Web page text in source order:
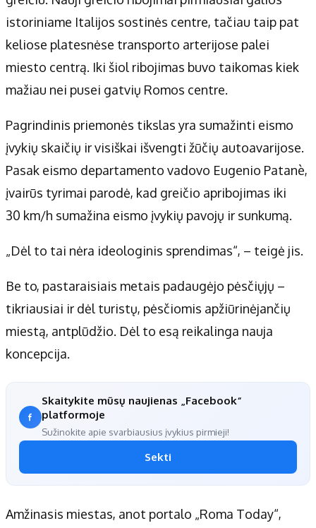
Apie mus
Autoriai
Kontaktai
Privatumo politika
Redakcijos politika
istoriniame Italijos sostinės centre, tačiau taip pat
keliose platesnėse transporto arterijose palei
miesto centrą. Iki šiol ribojimas buvo taikomas kiek
mažiau nei pusei gatvių Romos centre.
Pagrindinis priemonės tikslas yra sumažinti eismo
įvykių skaičių ir visiškai išvengti žūčių autoavarijose.
Pasak eismo departamento vadovo Eugenio Patanè,
įvairūs tyrimai parodė, kad greičio apribojimas iki
30 km/h sumažina eismo įvykių pavojų ir sunkumą.
„Dėl to tai nėra ideologinis sprendimas“, – teigė jis.
Be to, pastaraisiais metais padaugėjo pėsčiųjų –
tikriausiai ir dėl turistų, pėsčiomis apžiūrinėjančių
miestą, antplūdžio. Dėl to esą reikalinga nauja
koncepcija.
Skaitykite mūsų naujienas „Facebook“
platformoje
Sužinokite apie svarbiausius įvykius pirmieji!
Sekti
Amžinasis miestas, anot portalo „Roma Today“,